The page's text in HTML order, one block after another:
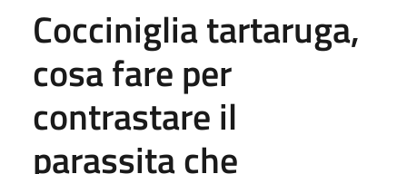
Cocciniglia tartaruga,
cosa fare per
contrastare il
parassita che